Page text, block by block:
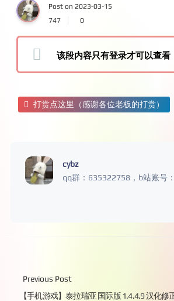
Post on 2023-03-15
747
0
该段内容只有登录才可以查看
打赏点这里（感谢各位老板的打赏）
cybz
qq群：635322758，b站账号
Previous Post
【手机游戏】泰拉瑞亚 国际版 1.4.4.9 汉化修